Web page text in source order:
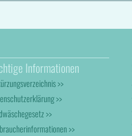
Informationen
>>
>>
>>
>>